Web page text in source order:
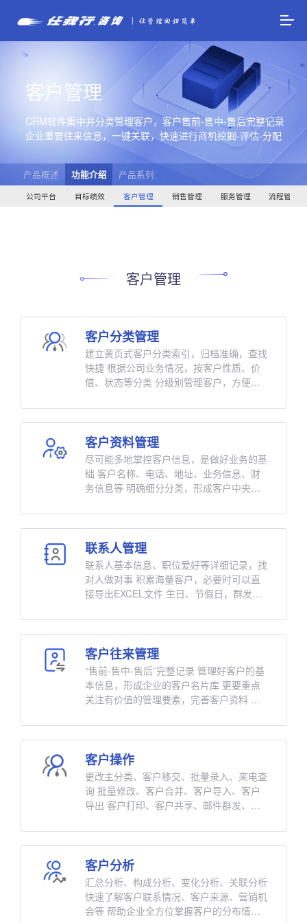
客户管理
CRM软件集中并分类管理客户，客户售前-售中-售后完整记录
企业重要往来信息，一键关联，快速进行商机挖掘-评估-分配
产品概述 功能介绍 产品系列
公司平台 目标绩效 客户管理 销售管理 服务管理 流程管理
客户管理
客户分类管理
建立黄页式客户分类索引，归档准确，查找
快捷 根据公司业务情况，按客户性质、价
值、状态等分类 分级别管理客户，方便业
位，避免人员离职造成资料遗失
客户资料管理
尽可能多地掌控客户信息，是做好业务的基
础 客户名称、电话、地址、业务信息、财
务信息等 明确细分分类，形成客户中央数
自定义客户管理要素 通过CRM系统即可了
解客户详情，业务指导有据可循 标准化带
人，让新人快速了解必须掌控的客户管理要
素
联系人管理
联系人基本信息、职位爱好等详细记录，找
对人做对事 积累海量客户，必要时可以直
接导出EXCEL文件 生日、节假日，群发邮
优先一步占领客户，让企业不缺客户
客户往来管理
“售前-售中-售后”完整记录 管理好客户的基
本信息，形成企业的客户名片库 更要重点
关注有价值的管理要素，完善客户资料 行
录等 不用见面就可以了解客户的具体情
况，离职无需交接 关联客户-日程-报价-费
用-工作流-合同-跟单-交易-服务等 把企业跟
客户的往来过程全方位管理起来 保证售前-
售中-售后完整记录，“人在有改善，人走无
影响”
客户操作
更改主分类、客户移交、批量录入、来电查
询 批量修改、客户合并、客户导入、客户
导出 客户打印、客户共享、邮件群发、短
批…… 操作灵活方便，让客户数据更加详
细精准
客户分析
汇总分析、构成分析、变化分析、关联分析
快速了解客户联系情况、客户来源、营销机
会等 帮助企业全方位掌握客户的分布情况